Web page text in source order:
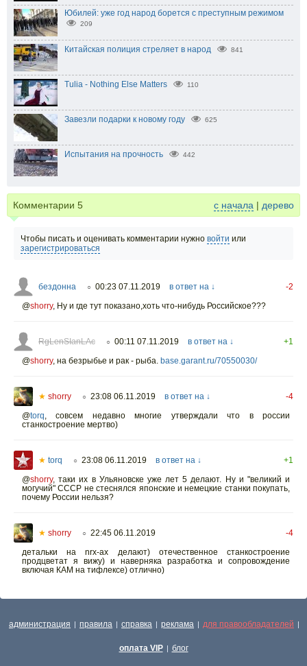
Юбилей: уже год народ борется с преступным режимом
209
Китайская полиция стреляет в народ 841
Tulia - Nothing Else Matters 110
Завезли подарки к новому году 625
Испытания на прочность 442
Комментарии 5 с начала | дерево
Чтобы писать и оценивать комментарии нужно войти или
зарегистрироваться
бездонна ○ 00:23 07.11.2019 в ответ на ↓
-2
@shorry, Ну и где тут показано,хоть что-нибудь Российское???
RgLenSIanLAc ○ 00:11 07.11.2019 в ответ на ↓
+1
@shorry, на безрыбье и рак - рыба. base.garant.ru/70550030/
★ shorry ○ 23:08 06.11.2019 в ответ на ↓
-4
@torq, совсем недавно многие утверждали что в россии
станкостроение мертво)
★ torq ○ 23:08 06.11.2019 в ответ на ↓
+1
@shorry, таки их в Ульяновске уже лет 5 делают. Ну и "великий и
могучий" СССР не стеснялся японские и немецкие станки покупать,
почему России нельзя?
★ shorry ○ 22:45 06.11.2019
-4
детальки на nrx-ах делают) отечественное станкостроение
продцветат я вижу) и наверняка разработка и сопровождение
включая КАМ на тифлексе) отлично)
администрация | правила | справка | реклама | для правообладателей |
оплата VIP | блог